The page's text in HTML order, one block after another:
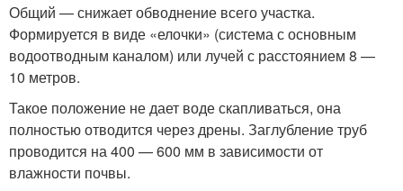
Общий — снижает обводнение всего участка.
Формируется в виде «елочки» (система с основным
водоотводным каналом) или лучей с расстоянием 8 —
10 метров.
Такое положение не дает воде скапливаться, она
полностью отводится через дрены. Заглубление труб
проводится на 400 — 600 мм в зависимости от
влажности почвы.